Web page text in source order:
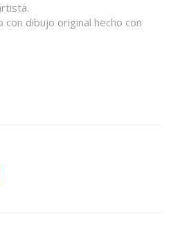
con dibujo original hecho con